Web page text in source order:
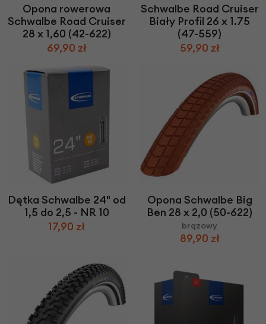
Opona rowerowa
Schwalbe Road Cruiser
28 x 1,60 (42-622)
69,90 zł
Schwalbe Road Cruiser
Biały Profil 26 x 1.75
(47-559)
59,90 zł
Dętka Schwalbe 24" od
1,5 do 2,5 - NR 10
17,90 zł
Opona Schwalbe Big
Ben 28 x 2,0 (50-622)
brązowy
89,90 zł